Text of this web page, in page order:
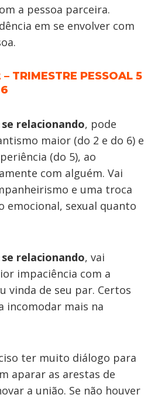
a pessoa parceira.
em se envolver com
TRIMESTRE PESSOAL 5
relacionando, pode
maior (do 2 e do 6) e
(do 5), ao
com alguém. Vai
e uma troca
emocional, sexual quanto
relacionando, vai
impaciência com a
vinda de seu par. Certos
incomodar mais na
ter muito diálogo para
aparar as arestas de
a união. Se não houver